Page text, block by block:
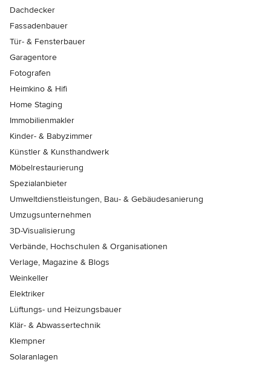
Dachdecker
Fassadenbauer
Tür- & Fensterbauer
Garagentore
Fotografen
Heimkino & Hifi
Home Staging
Immobilienmakler
Kinder- & Babyzimmer
Künstler & Kunsthandwerk
Möbelrestaurierung
Spezialanbieter
Umweltdienstleistungen, Bau- & Gebäudesanierung
Umzugsunternehmen
3D-Visualisierung
Verbände, Hochschulen & Organisationen
Verlage, Magazine & Blogs
Weinkeller
Elektriker
Lüftungs- und Heizungsbauer
Klär- & Abwassertechnik
Klempner
Solaranlagen